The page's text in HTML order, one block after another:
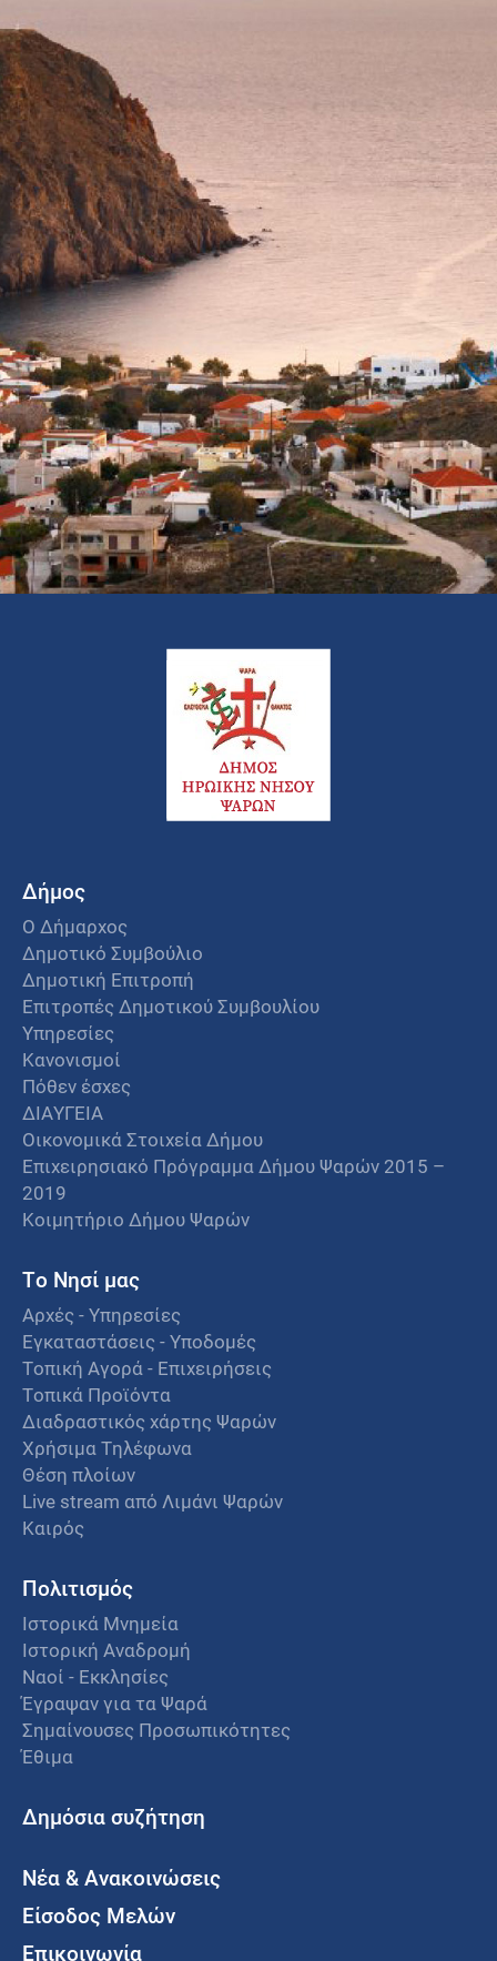
Δήμος
Ο Δήμαρχος
Δημοτικό Συμβούλιο
Δημοτική Επιτροπή
Επιτροπές Δημοτικού Συμβουλίου
Υπηρεσίες
Κανονισμοί
Πόθεν έσχες
ΔΙΑΥΓΕΙΑ
Οικονομικά Στοιχεία Δήμου
Επιχειρησιακό Πρόγραμμα Δήμου Ψαρών 2015 –
2019
Κοιμητήριο Δήμου Ψαρών
Το Νησί μας
Αρχές - Υπηρεσίες
Εγκαταστάσεις - Υποδομές
Τοπική Αγορά - Επιχειρήσεις
Τοπικά Προϊόντα
Διαδραστικός χάρτης Ψαρών
Χρήσιμα Τηλέφωνα
Θέση πλοίων
Live stream από Λιμάνι Ψαρών
Καιρός
Πολιτισμός
Ιστορικά Μνημεία
Ιστορική Αναδρομή
Ναοί - Εκκλησίες
Έγραψαν για τα Ψαρά
Σημαίνουσες Προσωπικότητες
Έθιμα
Δημόσια συζήτηση
Νέα & Ανακοινώσεις
Είσοδος Μελών
Επικοινωνία